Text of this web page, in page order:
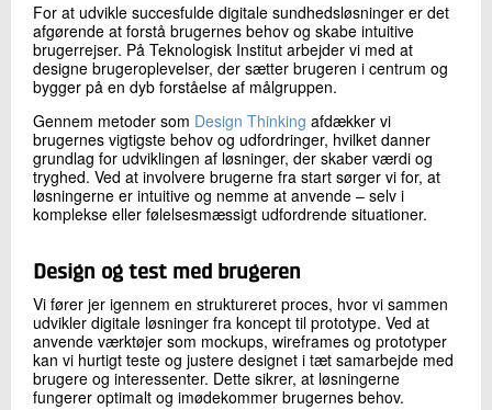
Send
For at udvikle succesfulde digitale sundhedsløsninger er det
afgørende at forstå brugernes behov og skabe intuitive
brugerrejser. På Teknologisk Institut arbejder vi med at
designe brugeroplevelser, der sætter brugeren i centrum og
bygger på en dyb forståelse af målgruppen.
Gennem metoder som Design Thinking afdækker vi
brugernes vigtigste behov og udfordringer, hvilket danner
grundlag for udviklingen af løsninger, der skaber værdi og
tryghed. Ved at involvere brugerne fra start sørger vi for, at
løsningerne er intuitive og nemme at anvende – selv i
komplekse eller følelsesmæssigt udfordrende situationer.
Design og test med brugeren
Vi fører jer igennem en struktureret proces, hvor vi sammen
udvikler digitale løsninger fra koncept til prototype. Ved at
anvende værktøjer som mockups, wireframes og prototyper
kan vi hurtigt teste og justere designet i tæt samarbejde med
brugere og interessenter. Dette sikrer, at løsningerne
fungerer optimalt og imødekommer brugernes behov.